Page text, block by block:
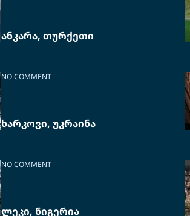
ანკარა, თურქეთი
NO COMMENT
ხარკოვი, უკრაინა
NO COMMENT
ლეკი, ნიგერია